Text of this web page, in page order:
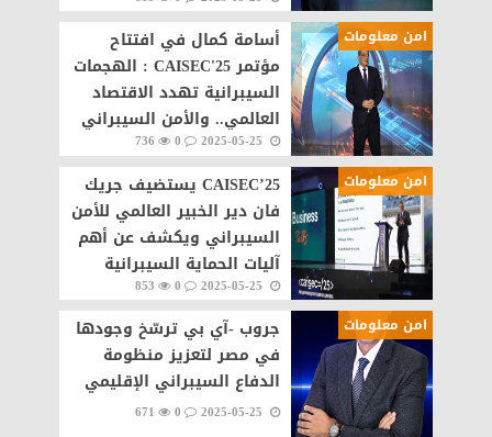
امن معلومات
أسامة كمال في افتتاح
مؤتمر CAISEC'25 : الهجمات
السيبرانية تهدد الاقتصاد
العالمي.. والأمن السيبراني
لم يعد خيارًا بل أولوية
0
736
امن معلومات
CAISEC’25 يستضيف جريك
فان دير الخبير العالمي للأمن
السيبراني ويكشف عن أهم
آليات الحماية السيبرانية
0
853
امن معلومات
جروب -آي بي ترسّخ وجودها
في مصر لتعزيز منظومة
الدفاع السيبراني الإقليمي
0
671